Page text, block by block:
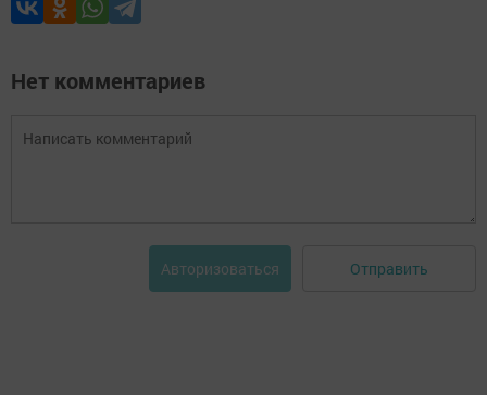
Нет комментариев
Авторизоваться Отправить